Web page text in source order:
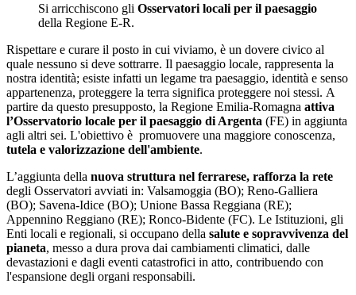
Si arricchiscono gli Osservatori locali per il paesaggio
della Regione E-R.
Rispettare e curare il posto in cui viviamo, è un dovere civico al
quale nessuno si deve sottrarre. Il paesaggio locale, rappresenta la
nostra identità; esiste infatti un legame tra paesaggio, identità e senso
appartenenza, proteggere la terra significa proteggere noi stessi. A
partire da questo presupposto, la Regione Emilia-Romagna attiva
l’Osservatorio locale per il paesaggio di Argenta (FE) in aggiunta
agli altri sei. L'obiettivo è promuovere una maggiore conoscenza,
tutela e valorizzazione dell'ambiente.
L’aggiunta della nuova struttura nel ferrarese, rafforza la rete
degli Osservatori avviati in: Valsamoggia (BO); Reno-Galliera
(BO); Savena-Idice (BO); Unione Bassa Reggiana (RE);
Appennino Reggiano (RE); Ronco-Bidente (FC). Le Istituzioni, gli
Enti locali e regionali, si occupano della salute e sopravvivenza del
pianeta, messo a dura prova dai cambiamenti climatici, dalle
devastazioni e dagli eventi catastrofici in atto, contribuendo con
l'espansione degli organi responsabili.